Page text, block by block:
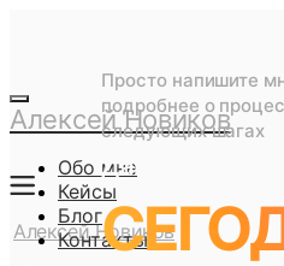
Алексей Новиков
Алексей Новиков
Обо мне
Кейсы
Блог
Контакты
Просто напишите
подробнее о
следующих шагах
Давайте начнем